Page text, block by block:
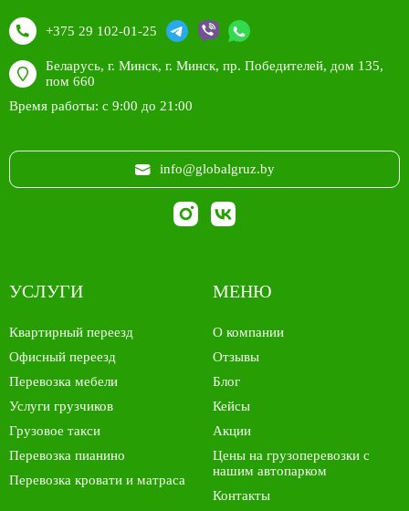
+375 29 102-01-25
Беларусь, г. Минск, г. Минск, пр. Победителей, дом 135,
пом 660
Время работы: с 9:00 до 21:00
info@globalgruz.by
УСЛУГИ
Квартирный переезд
Офисный переезд
Перевозка мебели
Услуги грузчиков
Грузовое такси
Перевозка пианино
Перевозка кровати и матраса
МЕНЮ
О компании
Отзывы
Блог
Кейсы
Акции
Цены на грузоперевозки с
нашим автопарком
Контакты